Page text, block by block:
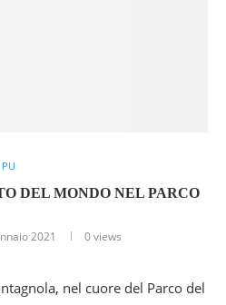
DEL MONDO NEL PARCO
2021 0 views
nel cuore del Parco del